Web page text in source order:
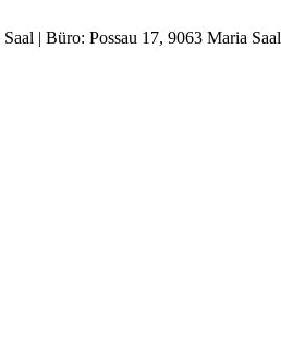
| Büro: Possau 17, 9063 Maria Saal